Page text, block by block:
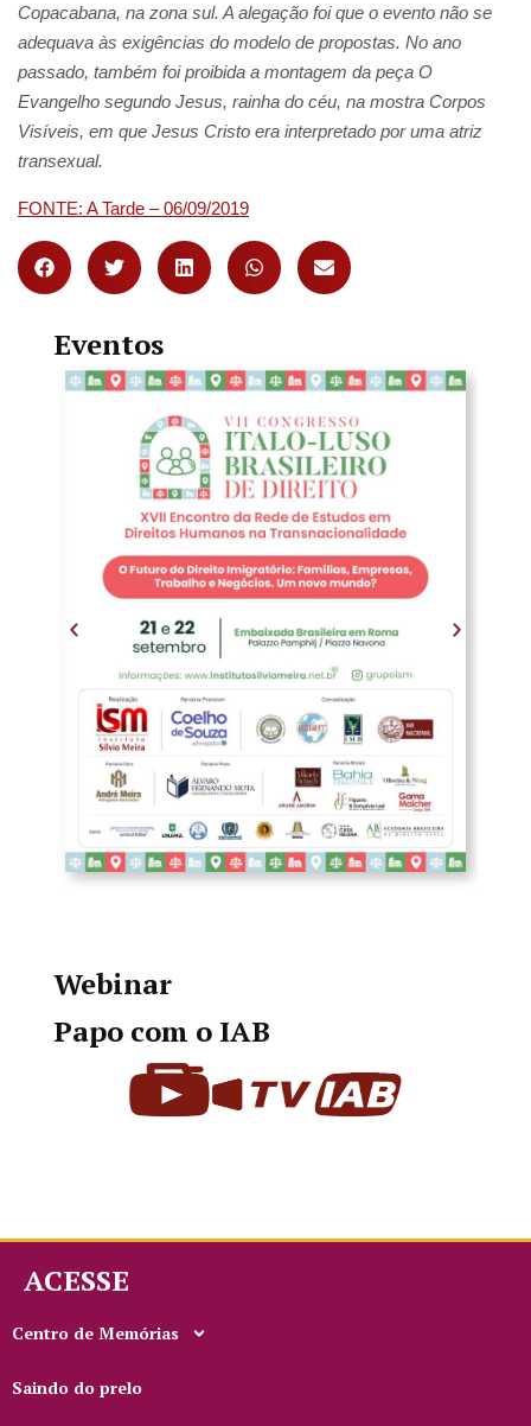
Copacabana, na zona sul. A alegação foi que o evento não se
adequava às exigências do modelo de propostas. No ano
passado, também foi proibida a montagem da peça O
Evangelho segundo Jesus, rainha do céu, na mostra Corpos
Visíveis, em que Jesus Cristo era interpretado por uma atriz
transexual.
FONTE: A Tarde – 06/09/2019
Eventos
Webinar
Papo com o IAB
ACESSE
Centro de Memórias
Saindo do prelo